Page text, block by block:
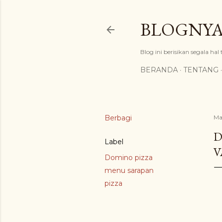
Blog ini berisikan segala
BERANDA TENTANG
Berbagi
Label
Domino pizza
menu sarapan
pizza